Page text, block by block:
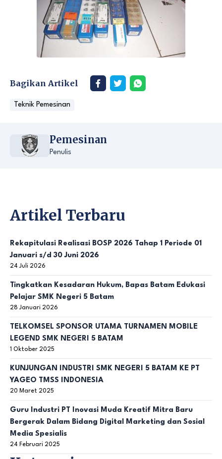
Bagikan Artikel
Teknik Pemesinan
Pemesinan
Penulis
Artikel Terbaru
Rekapitulasi Realisasi BOSP 2026 Tahap 1 Periode 01
Januari s/d 30 Juni 2026
24 Juli 2026
Tingkatkan Kesadaran Hukum, Bapas Batam Edukasi
Pelajar SMK Negeri 5 Batam
28 Januari 2026
TELKOMSEL SPONSOR UTAMA TURNAMEN MOBILE
LEGEND SMK NEGERI 5 BATAM
1 Oktober 2025
KUNJUNGAN INDUSTRI SMK NEGERI 5 BATAM KE PT
YAGEO TMSS INDONESIA
20 Maret 2025
Guru Industri PT Inovasi Muda Kreatif Mitra Baru
Bergerak Dalam Bidang Digital Marketing dan Sosial
Media Spesialis
24 Februari 2025